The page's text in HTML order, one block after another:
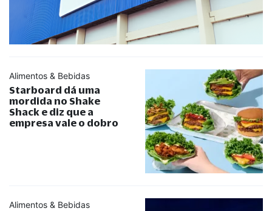
Alimentos & Bebidas
Starboard dá uma
mordida no Shake
Shack e diz que a
empresa vale o dobro
Alimentos & Bebidas